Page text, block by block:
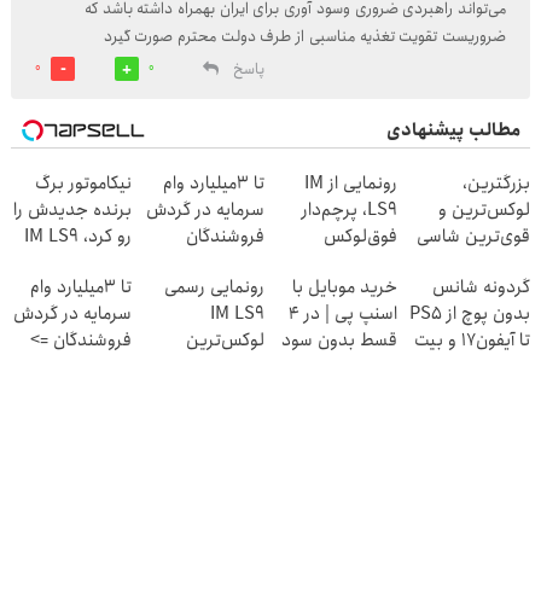
می‌تواند راهبردی ضروری وسود آوری برای ایران بهمراه داشته باشد که
ضروريست تقویت تغذیه مناسبی از طرف دولت محترم صورت گیرد
پاسخ
0
0
مطالب پیشنهادی
بزرگترین،
لوکس‌ترین و
قوی‌ترین شاسی
ایران رونمایی شد
رونمایی از IM
LS9، پرچم‌دار
فوق‌لوکس
ایران شد
تا 3میلیارد وام
سرمایه در گردش
فروشندگان
نیکاموتور برگ
برنده جدیدش را
رو کرد، IM LS9
ایران شد
گردونه شانس
بدون پوچ از PS5
تا آیفون17 و بیت
خرید موبایل با
اسنپ پی | در ۴
قسط بدون سود
رونمایی رسمی
IM LS9
لوکس‌ترین
تا 3میلیارد وام
سرمایه در گردش
فروشندگان =>